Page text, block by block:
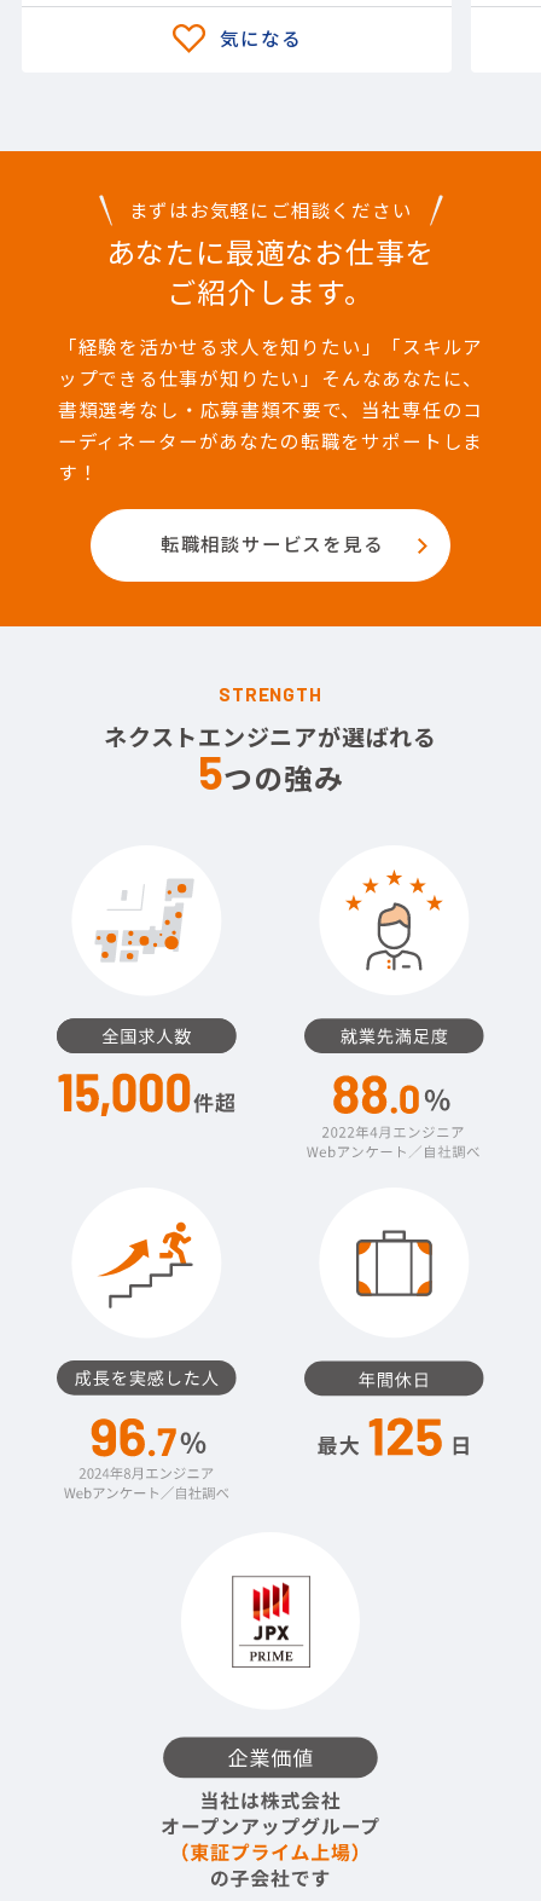
まずはお気軽にご相談ください
あなたに最適なお仕事を
ご紹介します。
「経験を活かせる求人を知りたい」「スキルア
ップできる仕事が知りたい」そんなあなたに、
書類選考なし・応募書類不要で、当社専任のコ
ーディネーターがあなたの転職をサポートしま
す！
転職相談サービスを見る
STRENGTH
ネクストエンジニアが選ばれる
5つの強み